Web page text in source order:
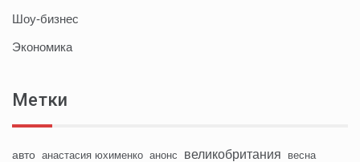
Шоу-бизнес
Экономика
Метки
авто анастасия юхименко анонс великобритания весна